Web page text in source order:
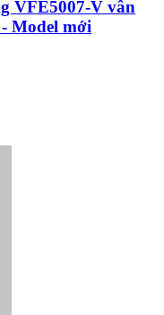
VFE5007-V vân
Model mới